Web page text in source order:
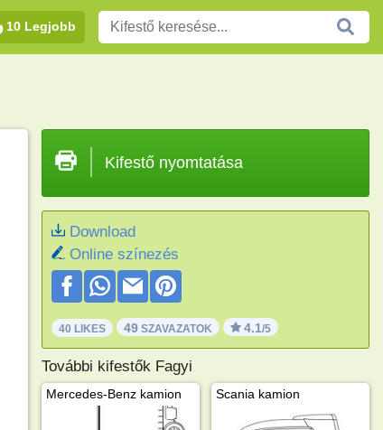
10 Legjobb
Kifestő nyomtatása
Download
Online színezés
40 LIKES 49SZAVAZATOK 4.1/5
További kifestők Fagyi
Mercedes-Benz kamion Scania kamion